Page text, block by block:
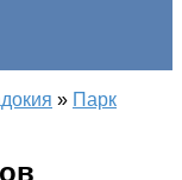
» Парк